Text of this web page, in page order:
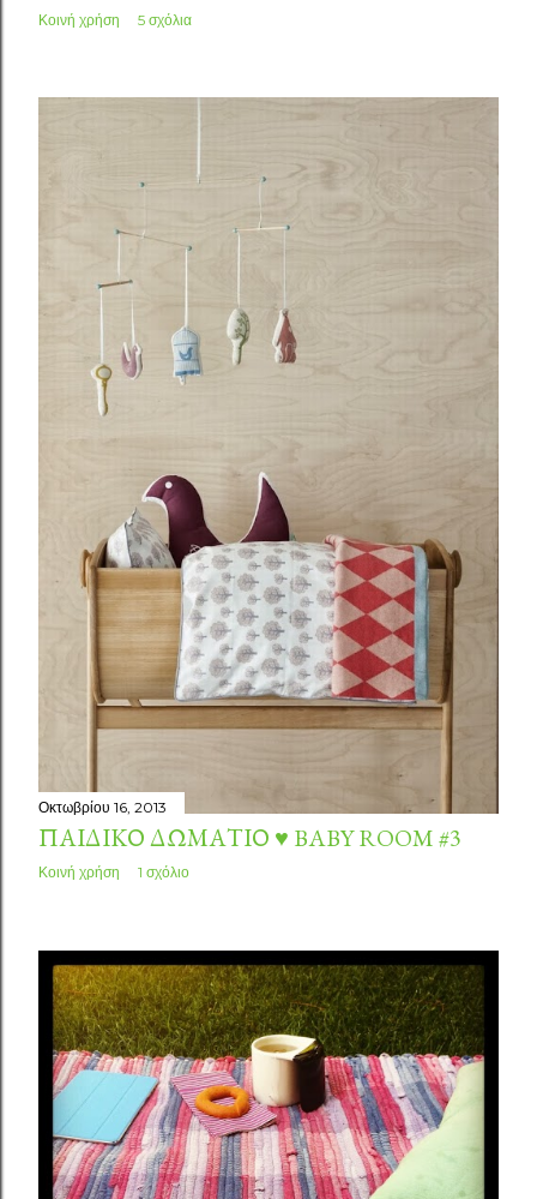
Κοινή χρήση 5 σχόλια
Οκτωβρίου 16, 2013
ΠΑΙΔΙΚΌ ΔΩΜΆΤΙΟ ♥ BABY ROOM #3
Κοινή χρήση 1 σχόλιο